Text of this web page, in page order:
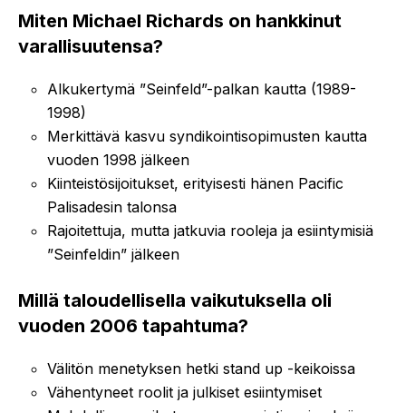
Miten Michael Richards on hankkinut
varallisuutensa?
Alkukertymä ”Seinfeld”-palkan kautta (1989-
1998)
Merkittävä kasvu syndikointisopimusten kautta
vuoden 1998 jälkeen
Kiinteistösijoitukset, erityisesti hänen Pacific
Palisadesin talonsa
Rajoitettuja, mutta jatkuvia rooleja ja esiintymisiä
”Seinfeldin” jälkeen
Millä taloudellisella vaikutuksella oli
vuoden 2006 tapahtuma?
Välitön menetyksen hetki stand up -keikoissa
Vähentyneet roolit ja julkiset esiintymiset